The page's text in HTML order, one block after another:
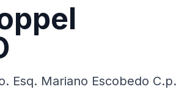
Esq. Mariano Escobedo